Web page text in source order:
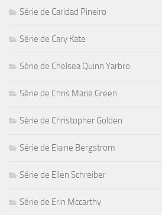
Série de Caridad Pineiro
Série de Cary Kate
Série de Chelsea Quinn Yarbro
Série de Chris Marie Green
Série de Christopher Golden
Série de Elaine Bergstrom
Série de Ellen Schreiber
Série de Erin Mccarthy